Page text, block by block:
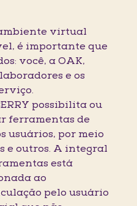
virtual
é importante que
você, a OAK,
e os
possibilita ou
ferramentas de
usuários, por meio
e outros. A integral
está
ao
pelo usuário